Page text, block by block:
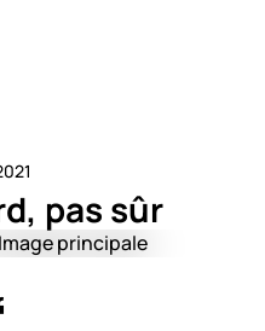
pas sûr